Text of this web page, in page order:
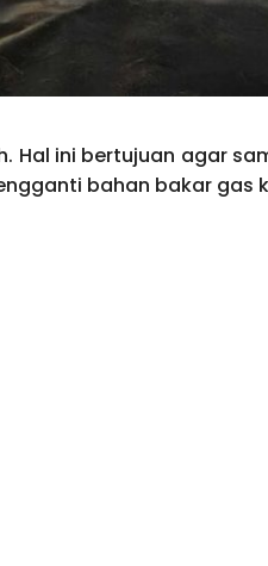
Hal ini bertujuan agar
bahan bakar gas